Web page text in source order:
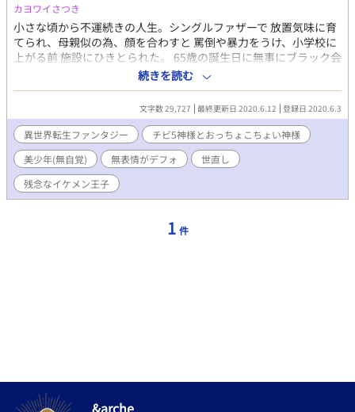
カヨワイさつき
小さな頃から不運続きの人生。シングルファザーで 放置気味に育
てられ、母親似の為、顔を合わすと 罵倒や暴力をうけ、小学校に
上がる前 施設にひきとられた。 65歳の誕生日に無事にブラック会
社を定年退職し 定時に帰宅した黒江鈴太(くろえ りんた)。 家に
帰ると長年連れ添った妻に離婚届とメモ、 なぜかスーパーの福引
き券だけが残されていた。 空っぽの部屋でしばらく呆けたあと、
お腹が空いたので、適当にご飯を買いに行った。 スーパーで新た
に貰った福引き券と、持ってきた 福引き券で福引きをすると、当
たりが出た。 「おめでとうございます。特賞の旅行券です。」 と
ハイテーションで言われた数分後、 車にはねられ命を落としてし
まった。 おっちょこちょいの神様の謝罪？とおまけで、 異世界に
飛ばされました。 今度こそ幸せに……。 第二の人生、異世界で丸
ちと 異世界の世直ししながら恋愛？物語？！
続きを読む
文字数 29,727 最終更新日 2020.6.12 登録日 2020.6.3
異世界転生ファンタジー
チビ5神様とおっちょこちょい神様
美少年(無自覚)
無表情がデフォ
世直し
残念なイケメン王子
1 件
&arche